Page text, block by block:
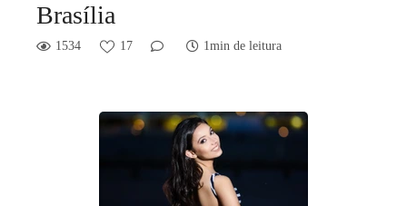
Brasília
1534 17 1min de leitura